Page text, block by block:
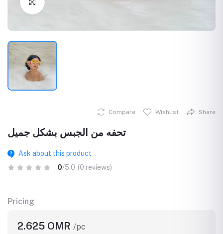
Compare Wishlist Share
تحفه من الجبس بشكل جميل
Ask about this product
0/5.0 (0 reviews)
Pricing
2.625 OMR /pc